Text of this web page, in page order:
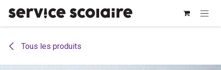
Tous les produits